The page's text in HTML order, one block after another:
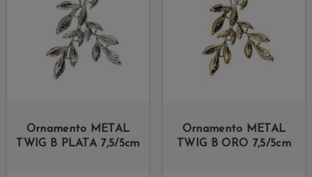
Ornamento METAL
TWIG B PLATA 7,5/5cm
Ornamento METAL
TWIG B ORO 7,5/5cm